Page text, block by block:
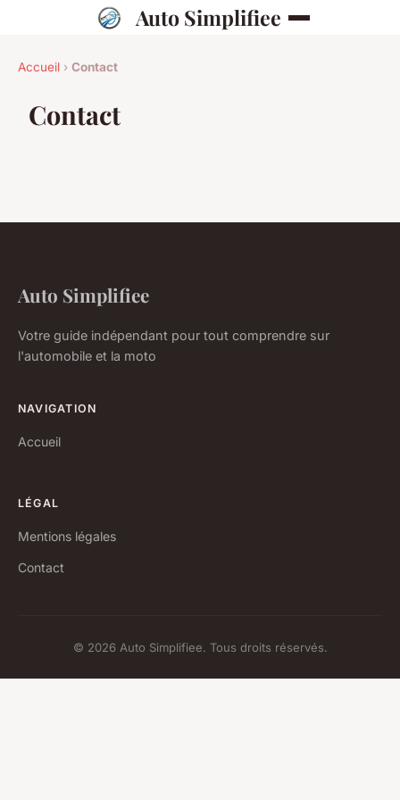
Auto Simplifiee
Accueil › Contact
Contact
Auto Simplifiee
Votre guide indépendant pour tout comprendre sur
l'automobile et la moto
NAVIGATION
Accueil
LÉGAL
Mentions légales
Contact
© 2026 Auto Simplifiee. Tous droits réservés.